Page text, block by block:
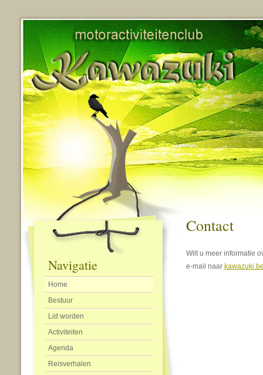
Navigatie
Home
Bestuur
Lid worden
Activiteiten
Agenda
Reisverhalen
Contact
Wilt u meer informatie
e-mail naar